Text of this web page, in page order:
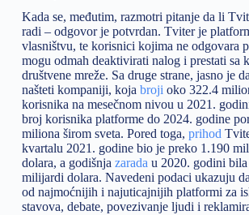
Kada se, međutim, razmotri pitanje da li
radi – odgovor je potvrdan. Tviter je
vlasništvu, te korisnici kojima ne odgovara
mogu odmah deaktivirati nalog i prestati sa
društvene mreže. Sa druge strane, jasno je
našteti kompaniji, koja broji oko 322.4
korisnika na mesečnom nivou u 2021.
broj korisnika platforme do 2024. godine
miliona širom sveta. Pored toga, prihod
kvartalu 2021. godine bio je preko 1.190
dolara, a godišnja zarada u 2020. godini
milijardi dolara. Navedeni podaci ukazuju
od najmoćnijih i najuticajnijih platformi za
stavova, debate, povezivanje ljudi i